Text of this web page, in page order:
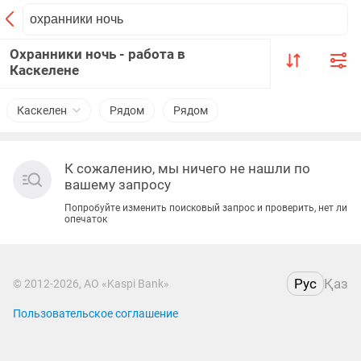
Охранники ночь - работа в
Каскелене
Каскелен Рядом Рядом
К сожалению, мы ничего не нашли по
вашему запросу
Попробуйте изменить поисковый запрос и проверить, нет ли
опечаток
© 2012-2026, АО «Kaspi Bank» Рус Қаз
Пользовательское соглашение